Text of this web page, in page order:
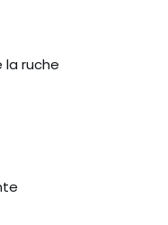
la ruche